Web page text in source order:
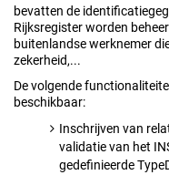
bevatten de
Rijksregister worden
buitenlandse werknemer
zekerheid,...
De volgende
beschikbaar:
Inschrijven van
validatie van het
gedefinieerde